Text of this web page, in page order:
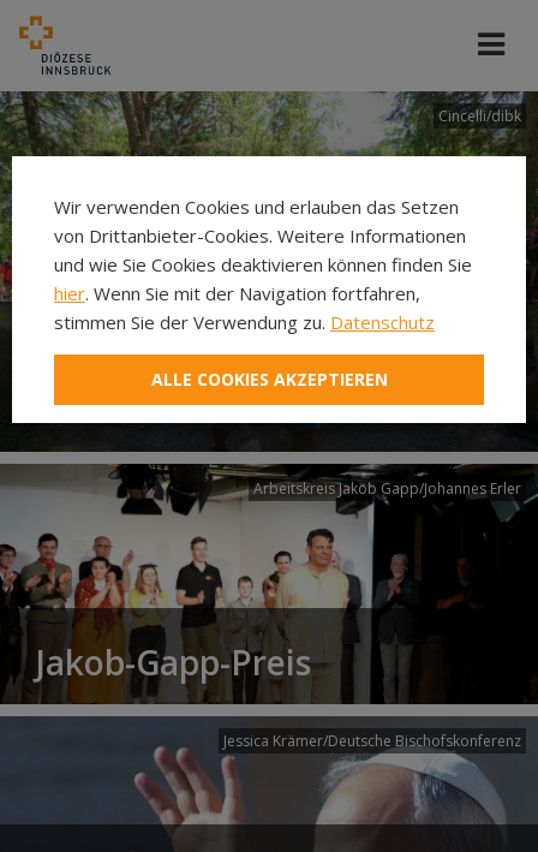
Cincelli/dibk
Neuer Pilgerweg Via
Laudato si’
Arbeitskreis Jakob Gapp/Johannes Erler
Jakob-Gapp-Preis
Jessica Krämer/Deutsche Bischofskonferenz
Wir verwenden Cookies und erlauben das Setzen
von Drittanbieter-Cookies. Weitere Informationen
und wie Sie Cookies deaktivieren können finden Sie
hier. Wenn Sie mit der Navigation fortfahren,
stimmen Sie der Verwendung zu. Datenschutz
ALLE COOKIES AKZEPTIEREN